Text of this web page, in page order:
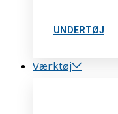
UNDERTØJ
Værktøj